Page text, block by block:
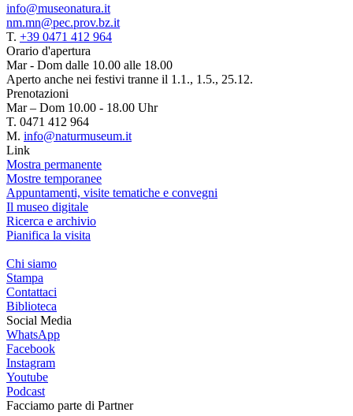
info@museonatura.it
nm.mn@pec.prov.bz.it
T. +39 0471 412 964
Orario d'apertura
Mar - Dom dalle 10.00 alle 18.00
Aperto anche nei festivi tranne il 1.1., 1.5., 25.12.
Prenotazioni
Mar – Dom 10.00 - 18.00 Uhr
T. 0471 412 964
M. info@naturmuseum.it
Link
Mostra permanente
Mostre temporanee
Appuntamenti, visite tematiche e convegni
Il museo digitale
Ricerca e archivio
Pianifica la visita
Chi siamo
Stampa
Contattaci
Biblioteca
Social Media
WhatsApp
Facebook
Instagram
Youtube
Podcast
Facciamo parte di Partner